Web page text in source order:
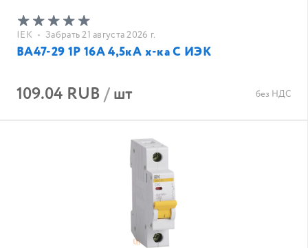
IEK • Забрать 21 августа 2026 г.
ВА47-29 1Р 16А 4,5кА х-ка C ИЭК
109.04 RUB/шт без НДС